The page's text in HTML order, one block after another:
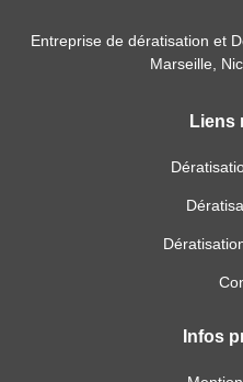
Entreprise de dératisation et
Marseille,
Liens
Infos